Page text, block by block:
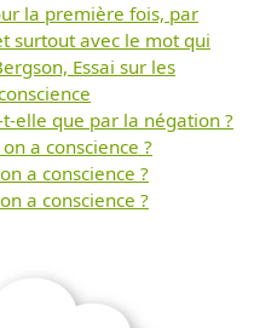
la première fois, par
surtout avec le mot qui
Essai sur les
t-elle que par la négation ?
a conscience ?
a conscience ?
a conscience ?